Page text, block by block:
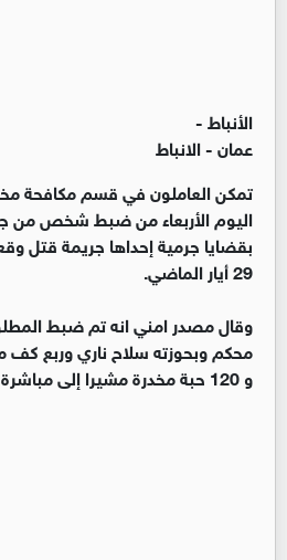
الأنباط -
عمان - الانباط
تمكن العاملون في قسم مكافحة
اليوم الأربعاء من ضبط شخص من
بقضايا جرمية إحداها جريمة قتل
29 أيار الماضي.
وقال مصدر امني انه تم ضبط
محكم وبحوزته سلاح ناري وربع كف
و 120 حبة مخدرة مشيرا إلى مباشرة التحقيق معه.